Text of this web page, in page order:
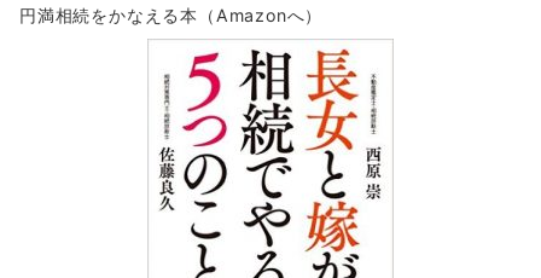
円満相続をかなえる本（Amazonへ）